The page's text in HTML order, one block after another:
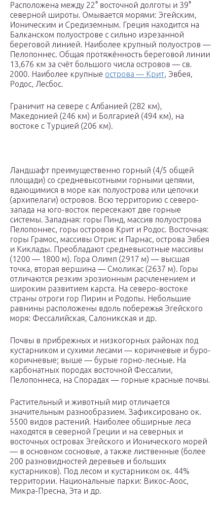
Расположена между 22° восточной долготы и 39°
северной широты. Омывается морями: Эгейским,
Ионическим и Средиземным. Греция находится на
Балканском полуострове с сильно изрезанной
береговой линией. Наиболее крупный полуостров —
Пелопоннес. Общая протяжённость береговой линии
13,676 км за счёт большого числа островов — св.
2000. Наиболее крупные острова — Крит, Эвбея,
Родос, Лесбос.
Граничит на севере с Албанией (282 км),
Македонией (246 км) и Болгарией (494 км), на
востоке с Турцией (206 км).
Ландшафт преимущественно горный (4/5 общей
площади) со средневысотными горными цепями,
вдающимися в море как полуострова или цепочки
(архипелаги) островов. Всю территорию с северо-
запада на юго-восток пересекают две горные
системы. Западная: горы Пинд, массив полуострова
Пелопоннес, горы островов Крит и Родос. Восточная:
горы Грамос, массивы Отрис и Парнас, острова Эвбея
и Киклады. Преобладают средневысотные массивы
(1200 — 1800 м). Гора Олимп (2917 м) — высшая
точка, вторая вершина — Смоликас (2637 м). Горы
отличаются резким эрозионным расчленением и
широким развитием карста. На северо-востоке
страны отроги гор Пирин и Родопы. Небольшие
равнины расположены вдоль побережья Эгейского
моря: Фессалийская, Салоникская и др.
Почвы в прибрежных и низкогорных районах под
кустарником и сухими лесами — коричневые и буро-
коричневые; выше — бурые горно-лесные. На
карбонатных породах восточной Фессалии,
Пелопоннеса, на Спорадах — горные красные почвы.
Растительный и животный мир отличается
значительным разнообразием. Зафиксировано ок.
5500 видов растений. Наиболее обширные леса
находятся в северной Греции и на северных и
восточных островах Эгейского и Ионического морей
— в основном сосновые, а также лиственные (более
200 разновидностей деревьев и больших
кустарников). Под лесом и кустарником ок. 44%
территории. Национальные паpки: Викос-Аоос,
Микpа-Пpесна, Эта и дp.